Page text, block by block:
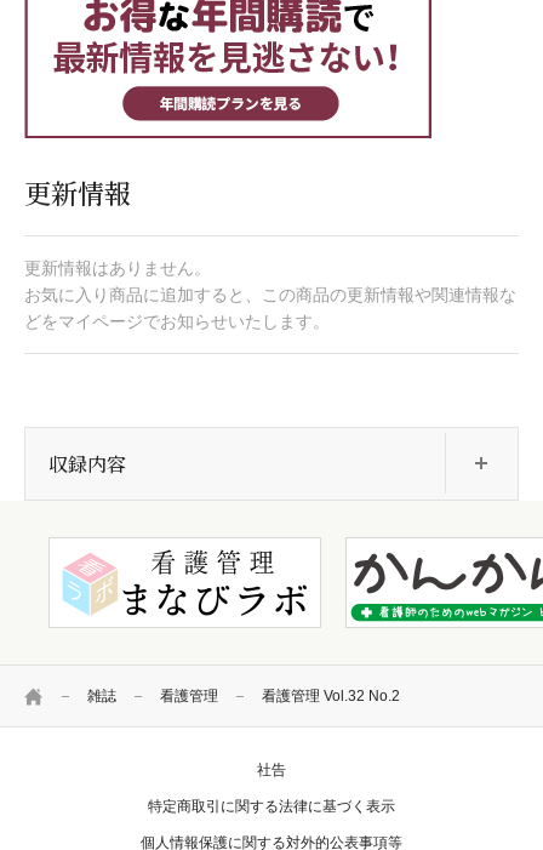
HOME 雑誌 看護管理 看護管理 Vol.32 No.2
更新情報
更新情報はありません。
お気に入り商品に追加すると、この商品の更新情報や関連情報な
どをマイページでお知らせいたします。
収録内容
社告
特定商取引に関する法律に基づく表示
個人情報保護に関する対外的公表事項等